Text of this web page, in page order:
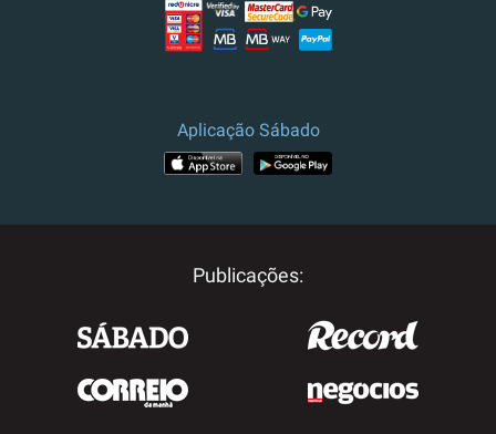
Aplicação Sábado
Publicações: